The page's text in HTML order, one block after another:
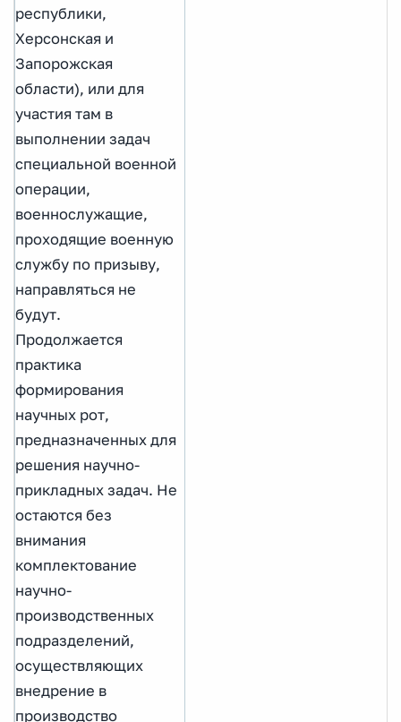
республики,
Херсонская и
Запорожская
области), или для
участия там в
выполнении задач
специальной военной
операции,
военнослужащие,
проходящие военную
службу по призыву,
направляться не
будут.
Продолжается
практика
формирования
научных рот,
предназначенных для
решения научно-
прикладных задач. Не
остаются без
внимания
комплектование
научно-
производственных
подразделений,
осуществляющих
внедрение в
производство